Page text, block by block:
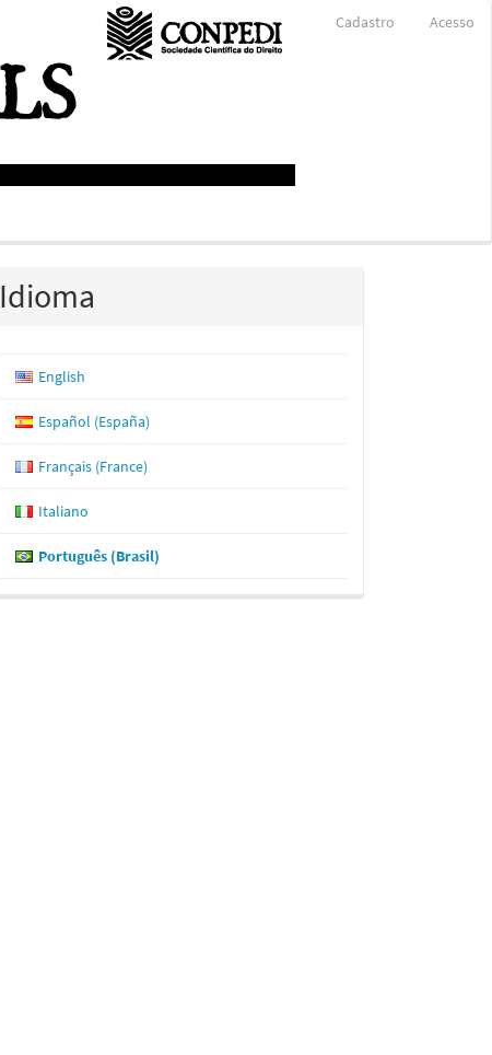
Cadastro Acesso
Idioma
English
Español (España)
Français (France)
Italiano
Português (Brasil)